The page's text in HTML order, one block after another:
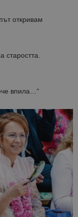
откривам
впила…“